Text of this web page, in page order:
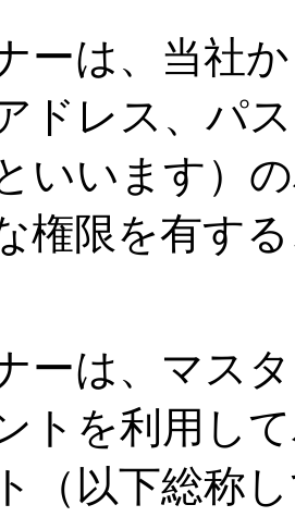
ーは、当社
ドレス、パ
いいます）
権限を有す
ーは、マス
トを利用し
（以下総称